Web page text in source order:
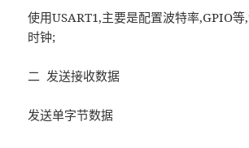
使用USART1,主要是配置波特率,GPIO
时钟;
二 发送接收数据
发送单字节数据